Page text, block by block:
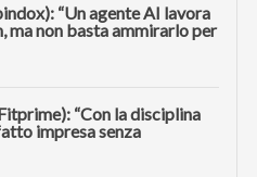
“Un agente AI lavora
ma non basta ammirarlo per
“Con la disciplina
impresa senza